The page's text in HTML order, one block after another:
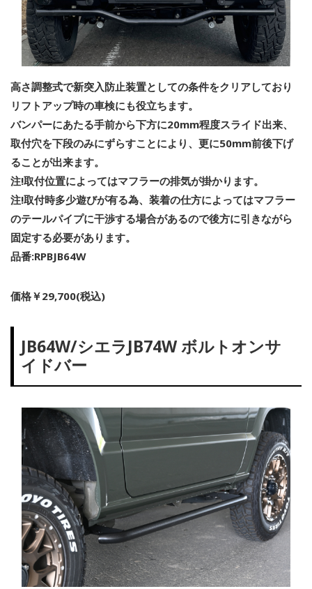
高さ調整式で新突入防止装置としての条件をクリアしており
リフトアップ時の車検にも役立ちます。
バンパーにあたる手前から下方に20mm程度スライド出来、
取付穴を下段のみにずらすことにより、更に50mm前後下げ
ることが出来ます。
注!取付位置によってはマフラーの排気が掛かります。
注!取付時多少遊びが有る為、装着の仕方によってはマフラー
のテールパイプに干渉する場合があるので後方に引きながら
固定する必要があります。
品番:RPBJB64W
価格￥29,700(税込)
JB64W/シエラJB74W ボルトオンサ
イドバー